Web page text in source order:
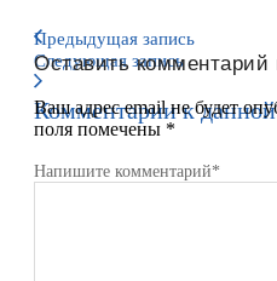
Предыдущая запись
Следующая запись
Комментарии к
Оставить комментарий
Ваш адрес email не будет
поля помечены *
Напишите комментарий*